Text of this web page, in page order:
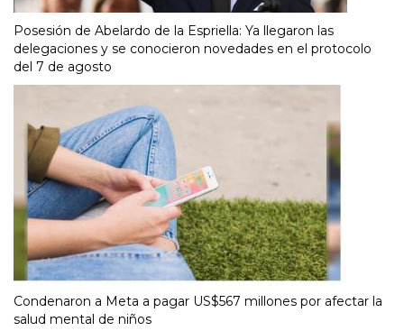
Posesión de Abelardo de la Espriella: Ya llegaron las
delegaciones y se conocieron novedades en el protocolo
del 7 de agosto
Condenaron a Meta a pagar US$567 millones por afectar la
salud mental de niños